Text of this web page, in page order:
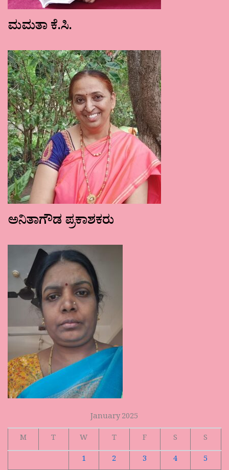
ಮಮತಾ ಕೆ.ಸಿ.
ಅನಿತಾಗೌಡ ಪ್ರಕಾಶಕರು
January 2025
M
T W T F S
S
1
2 3 4
5